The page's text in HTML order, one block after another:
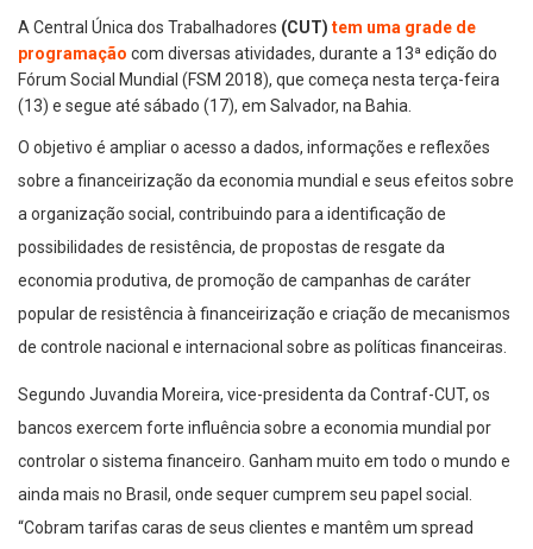
A Central Única dos Trabalhadores (CUT) tem uma grade de
programação com diversas atividades, durante a 13ª edição do
Fórum Social Mundial (FSM 2018), que começa nesta terça-feira
(13) e segue até sábado (17), em Salvador, na Bahia.
O objetivo é ampliar o acesso a dados, informações e reflexões
sobre a financeirização da economia mundial e seus efeitos sobre
a organização social, contribuindo para a identificação de
possibilidades de resistência, de propostas de resgate da
economia produtiva, de promoção de campanhas de caráter
popular de resistência à financeirização e criação de mecanismos
de controle nacional e internacional sobre as políticas financeiras.
Segundo Juvandia Moreira, vice-presidenta da Contraf-CUT, os
bancos exercem forte influência sobre a economia mundial por
controlar o sistema financeiro. Ganham muito em todo o mundo e
ainda mais no Brasil, onde sequer cumprem seu papel social.
“Cobram tarifas caras de seus clientes e mantêm um spread